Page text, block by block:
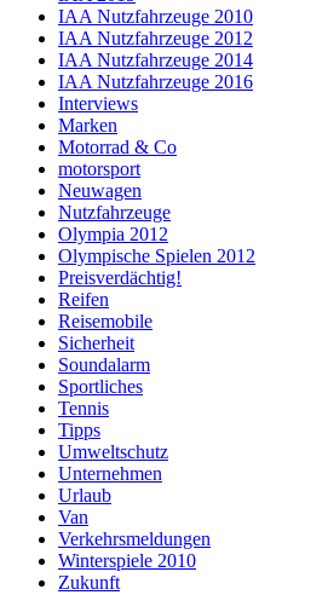
IAA Nutzfahrzeuge 2010
IAA Nutzfahrzeuge 2012
IAA Nutzfahrzeuge 2014
IAA Nutzfahrzeuge 2016
Interviews
Marken
Motorrad & Co
motorsport
Neuwagen
Nutzfahrzeuge
Olympia 2012
Olympische Spielen 2012
Preisverdächtig!
Reifen
Reisemobile
Sicherheit
Soundalarm
Sportliches
Tennis
Tipps
Umweltschutz
Unternehmen
Urlaub
Van
Verkehrsmeldungen
Winterspiele 2010
Zukunft